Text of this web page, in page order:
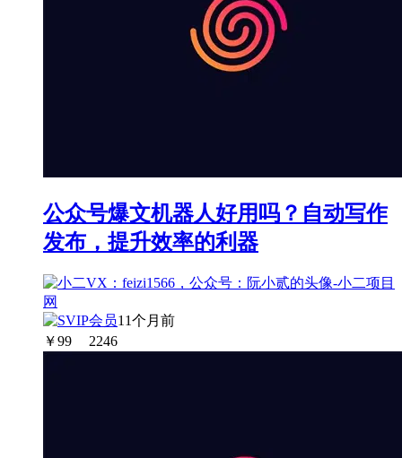
公众号爆文机器人好用吗？自动写作
发布，提升效率的利器
11个月前
￥99 2246